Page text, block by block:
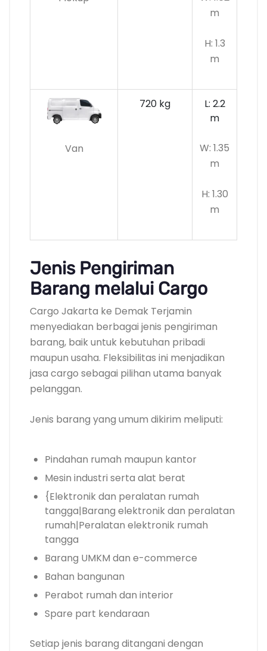
m
H: 1.3
m
Van
720 kg
L: 2.2
m
W: 1.35
m
H: 1.30
m
Jenis Pengiriman
Barang melalui Cargo
Cargo Jakarta ke Demak Terjamin
menyediakan berbagai jenis pengiriman
barang, baik untuk kebutuhan pribadi
maupun usaha. Fleksibilitas ini menjadikan
jasa cargo sebagai pilihan utama banyak
pelanggan.
Jenis barang yang umum dikirim meliputi:
Pindahan rumah maupun kantor
Mesin industri serta alat berat
{Elektronik dan peralatan rumah
tangga|Barang elektronik dan peralatan
rumah|Peralatan elektronik rumah
tangga
Barang UMKM dan e-commerce
Bahan bangunan
Perabot rumah dan interior
Spare part kendaraan
Setiap jenis barang ditangani dengan